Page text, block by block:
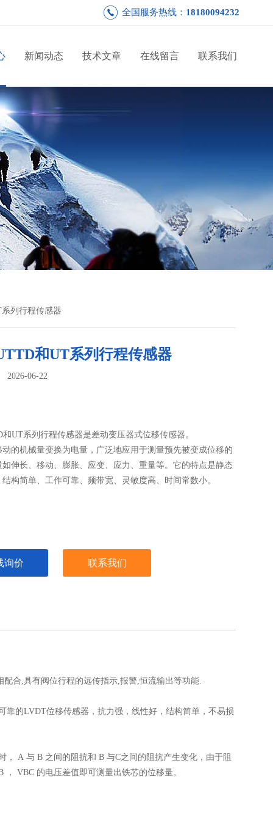
全国服务热线： 18180094232
新闻动态 技术文章 在线留言 联系我们
列行程传感器
和UT系列行程传感器
2026-06-22
UT系列行程传感器是差动变压器式位移传感器。
动的机械量变换为电量，广泛地应用于测量预先被变成位移的
如伸长、移动、膨胀、应变、应力、重量等。它的特点是静态
构简单、工作可靠、频带宽、灵敏度高、时间常数小。
询价 联系我们
合,具有阀位行程的远传指示,报警,恒流输出等功能.
的LVDT位移传感器，抗力强，线性好，结构简单，不易损
A 与 B 之间的阻抗和 B 与C之间的阻抗产生变化，由于阻
VBC 的电压差值即可测量出铁芯的位移量。